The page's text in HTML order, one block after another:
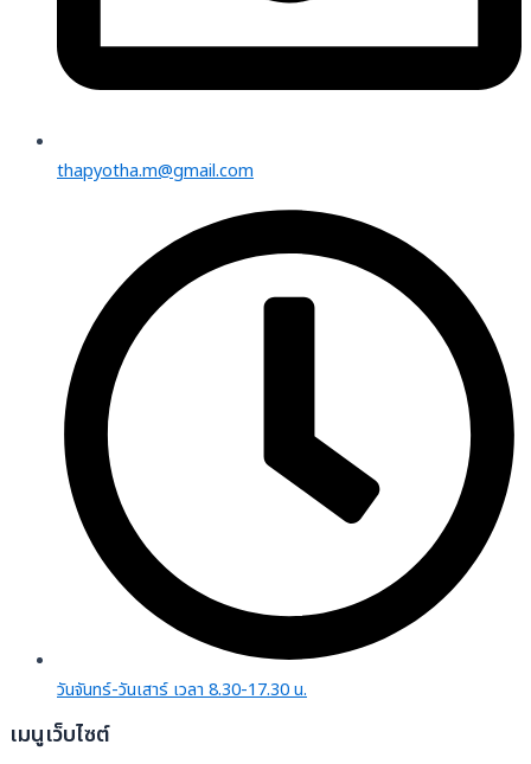
thapyotha.m@gmail.com
วันจันทร์-วันเสาร์ เวลา 8.30-17.30 น.
เมนูเว็บไซต์